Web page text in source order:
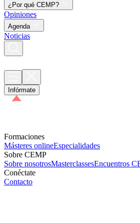
¿Por qué CEMP?
Opiniones
Agenda
Noticias
Infórmate
Formaciones
Másteres onlineEspecialidades
Sobre CEMP
Sobre nosotrosMasterclassesEncuentros
Conéctate
Contacto